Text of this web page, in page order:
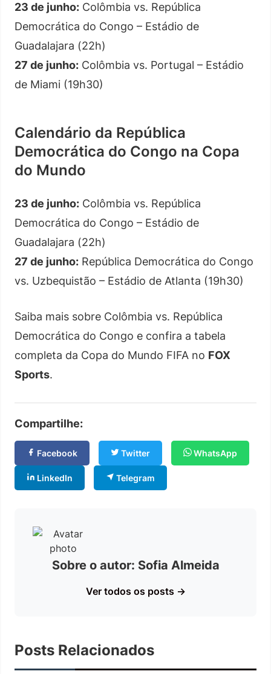
23 de junho: Colômbia vs. República
Democrática do Congo – Estádio de
Guadalajara (22h)
27 de junho: Colômbia vs. Portugal – Estádio
de Miami (19h30)
Calendário da República
Democrática do Congo na Copa
do Mundo
23 de junho: Colômbia vs. República
Democrática do Congo – Estádio de
Guadalajara (22h)
27 de junho: República Democrática do Congo
vs. Uzbequistão – Estádio de Atlanta (19h30)
Saiba mais sobre Colômbia vs. República
Democrática do Congo e confira a tabela
completa da Copa do Mundo FIFA no FOX
Sports.
Compartilhe:
Facebook Twitter WhatsApp
LinkedIn Telegram
Sobre o autor: Sofia Almeida
Ver todos os posts →
Posts Relacionados